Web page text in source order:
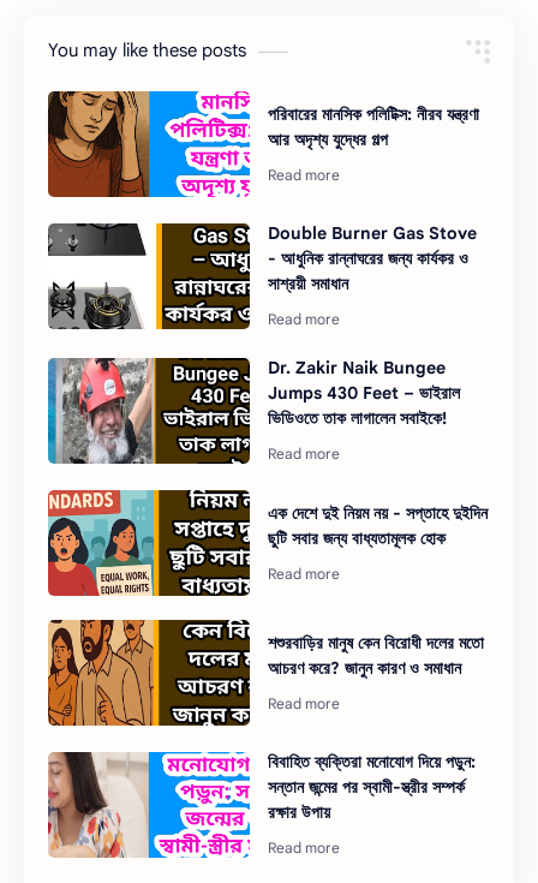
You may like these posts
পরিবারের মানসিক পলিটিক্স: নীরব যন্ত্রণা
আর অদৃশ্য যুদ্ধের গল্প
Double Burner Gas Stove
- আধুনিক রান্নাঘরের জন্য কার্যকর ও
সাশ্রয়ী সমাধান
Dr. Zakir Naik Bungee
Jumps 430 Feet – ভাইরাল
ভিডিওতে তাক লাগালেন সবাইকে!
এক দেশে দুই নিয়ম নয় - সপ্তাহে দুইদিন
ছুটি সবার জন্য বাধ্যতামূলক হোক
শশুরবাড়ির মানুষ কেন বিরোধী দলের মতো
আচরণ করে? জানুন কারণ ও সমাধান
বিবাহিত ব্যক্তিরা মনোযোগ দিয়ে পড়ুন:
সন্তান জন্মের পর স্বামী-স্ত্রীর সম্পর্ক
রক্ষার উপায়